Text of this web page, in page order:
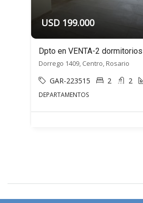
USD 199.000
Dorrego 1409, Centro, Rosario
GAR-223515 2 2
DEPARTAMENTOS